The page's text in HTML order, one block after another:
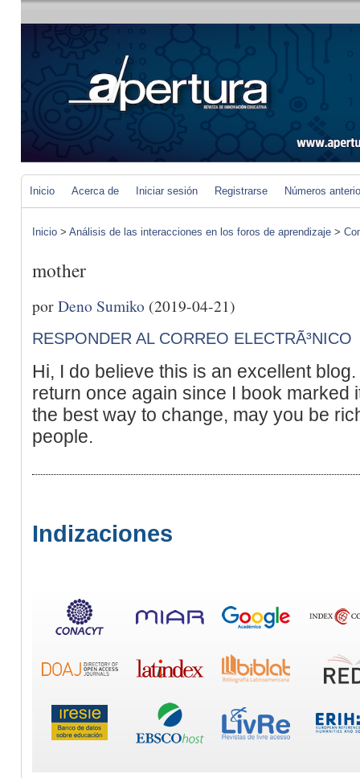
Inicio Acerca de Iniciar sesión Registrarse Números
Inicio > Análisis de las interacciones en los foros de aprendizaje >
mother
porDeno Sumiko (2019-04-21)
RESPONDER AL CORREO ELECTRÃ³NICO
Hi, I do believe this is an excellent
return once again since I book marked
the best way to change, may you be
people.
Indizaciones